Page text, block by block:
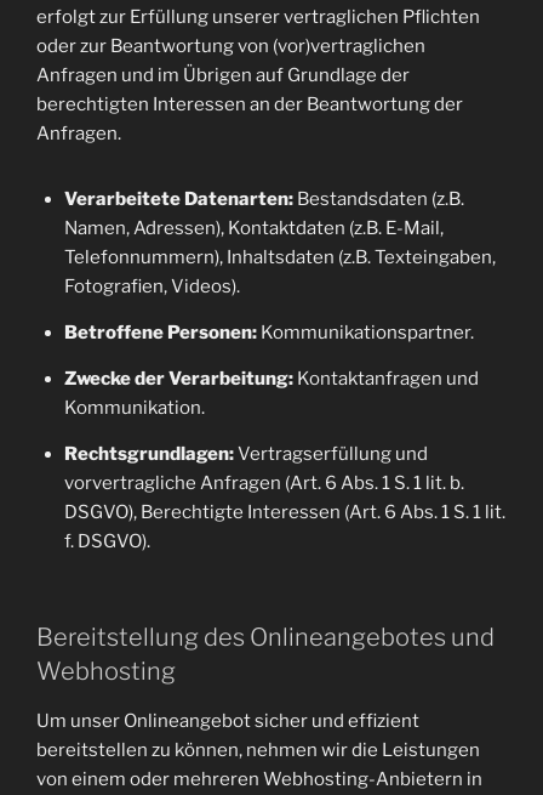
erfolgt zur Erfüllung unserer vertraglichen Pflichten
oder zur Beantwortung von (vor)vertraglichen
Anfragen und im Übrigen auf Grundlage der
berechtigten Interessen an der Beantwortung der
Anfragen.
Verarbeitete Datenarten:Bestandsdaten (z.B.
Namen, Adressen), Kontaktdaten (z.B. E-Mail,
Telefonnummern), Inhaltsdaten (z.B. Texteingaben,
Fotografien, Videos).
Betroffene Personen:Kommunikationspartner.
Zwecke der Verarbeitung:Kontaktanfragen und
Kommunikation.
Rechtsgrundlagen:Vertragserfüllung und
vorvertragliche Anfragen (Art. 6 Abs. 1 S. 1 lit. b.
DSGVO), Berechtigte Interessen (Art. 6 Abs. 1 S. 1 lit.
f. DSGVO).
Bereitstellung des Onlineangebotes und
Webhosting
Um unser Onlineangebot sicher und effizient
bereitstellen zu können, nehmen wir die Leistungen
von einem oder mehreren Webhosting-Anbietern in